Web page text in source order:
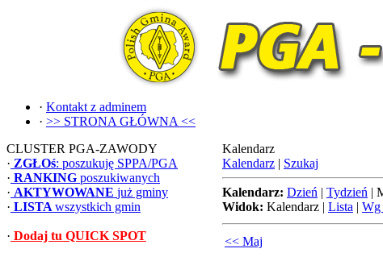
· Kontakt z adminem
· >> STRONA GŁÓWNA <<
CLUSTER PGA-ZAWODY
· ZGŁOś: poszukuję SPPA/PGA
· RANKING poszukiwanych
· AKTYWOWANE już gminy
· LISTA wszystkich gmin
· Dodaj tu QUICK SPOT
Kalendarz
Kalendarz | Szukaj
Kalendarz: Dzień | Tydzień |
Widok: Kalendarz | Lista | Wg
<< Maj